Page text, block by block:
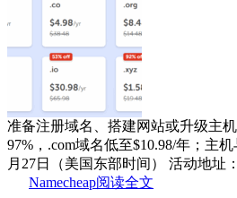
准备注册域名、搭建网站或升级主
97%，.com域名低至$10.98/年；主
月27日（美国东部时间） 活动地址
Namecheap阅读全文